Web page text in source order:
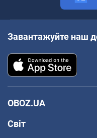
Завантажуйте наш
OBOZ.UA
Світ